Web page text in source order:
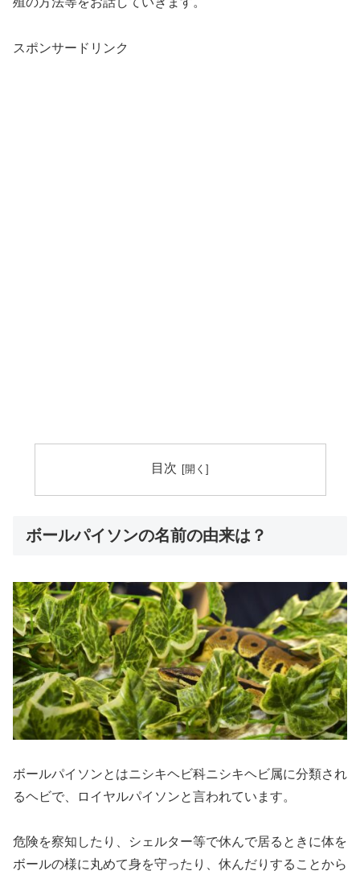
スポンサードリンク
目次
ボールパイソンの名前の由来は？
ボールパイソンとはニシキヘビ科ニシキヘビ属に分類され
るヘビで、ロイヤルパイソンと言われています。
危険を察知したり、シェルター等で休んで居るときに体を
ボールの様に丸めて身を守ったり、休んだりすることから